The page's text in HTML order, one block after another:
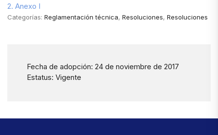
2. Anexo I
Categorías: Reglamentación técnica, Resoluciones, Resoluciones
Fecha de adopción: 24 de noviembre de 2017
Estatus: Vigente